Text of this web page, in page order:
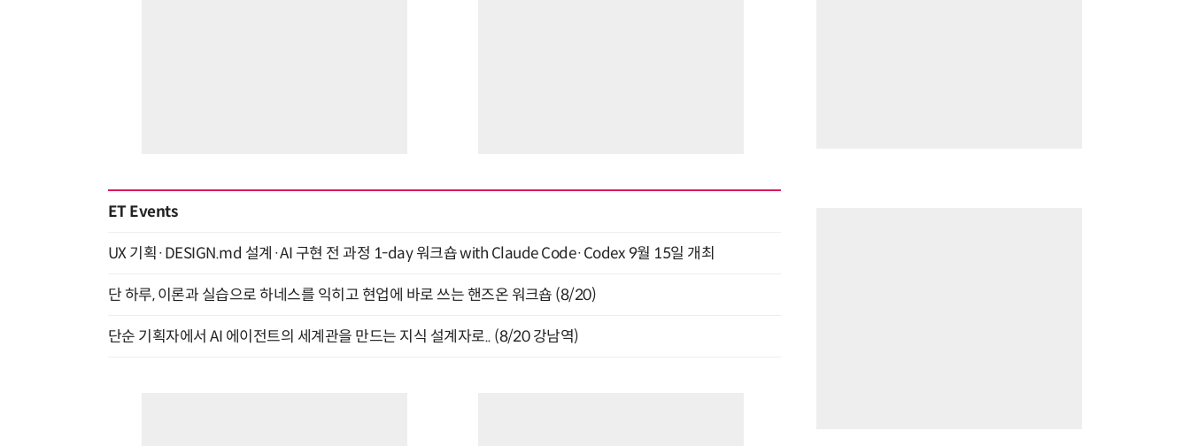
ET Events
UX 기획·DESIGN.md 설계·AI 구현 전 과정 1-day 워크숍 with Claude Code·Codex 9월 15일 개최
단 하루, 이론과 실습으로 하네스를 익히고 현업에 바로 쓰는 핸즈온 워크숍 (8/20)
단순 기획자에서 AI 에이전트의 세계관을 만드는 지식 설계자로.. (8/20 강남역)